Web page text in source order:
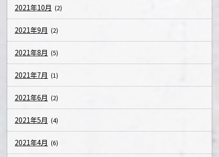
2021年10月 (2)
2021年9月 (2)
2021年8月 (5)
2021年7月 (1)
2021年6月 (2)
2021年5月 (4)
2021年4月 (6)